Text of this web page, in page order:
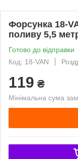
Форсунка 18-
поливу 5,5
Готово до відправки
Код: 18-VAN
119 ₴
Мінімальна сума